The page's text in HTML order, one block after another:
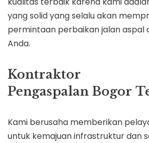
yang solid yang selalu akan
permintaan perbaikan jalan aspal
Anda.
Kontraktor
Pengaspalan Bogor
Kami berusaha memberikan
untuk kemajuan infrastruktur dan